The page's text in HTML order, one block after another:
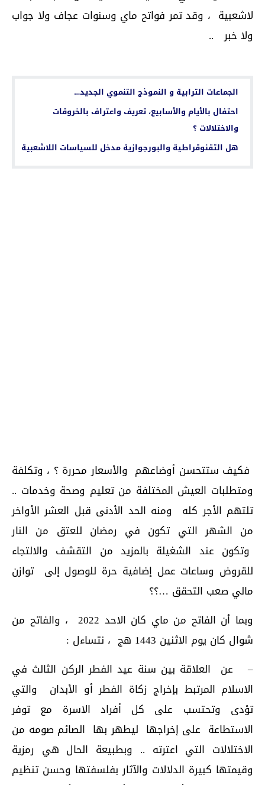
لاشعبية ، وقد تمر فواتح ماي وسنوات عجاف ولا جواب
ولا خبر ..
الجماعات الترابية و النموذج التنموي الجديد…
احتفال بالأيام والأسابيع، تعريف واعتراف بالخروقات
والاختلالات ؟
هل التقنوقراطية والبورجوازية مدخل للسياسات اللاشعبية
فكيف ستتحسن أوضاعهم والأسعار محررة ؟ ، وتكلفة
ومتطلبات العيش المختلفة من تعليم وصحة وخدمات ..
تلتهم الأجر كله ومنه الحد الأدنى قبل العشر الأواخر
من الشهر التي تكون في رمضان للعتق من النار
وتكون عند الشغيلة بالمزيد من التقشف والالتجاء
للقروض وساعات عمل إضافية حرة للوصول إلى توازن
مالي صعب التحقق …؟؟
وبما أن الفاتح من ماي كان الاحد 2022 ، والفاتح من
شوال كان يوم الاثنين 1443 هج ، نتساءل :
– عن العلاقة بين سنة عيد الفطر الركن الثالث في
الاسلام المرتبط بإخراج زكاة الفطر أو الأبدان والتي
تؤدى وتحتسب على كل أفراد الاسرة مع توفر
الاستطاعة على إخراجها ليطهر بها الصائم صومه من
الاختلالات التي اعترته .. وبطبيعة الحال هي رمزية
وقيمتها كبيرة الدلالات والآثار بفلسفتها وحسن تنظيم